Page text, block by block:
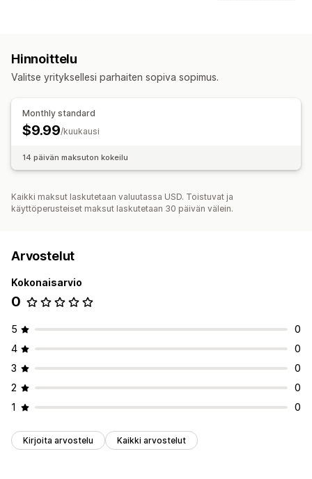
Mukautetut kentät
Hinnoittelu
Valitse yrityksellesi parhaiten sopiva sopimus.
Monthly standard
$9.99/kuukausi
14 päivän maksuton kokeilu
Kaikki maksut laskutetaan valuutassa USD. Toistuvat ja
käyttöperusteiset maksut laskutetaan 30 päivän välein.
Arvostelut
Kokonaisarvio
0
5
0
4
0
3
0
2
0
1
0
Kirjoita arvostelu Kaikki arvostelut